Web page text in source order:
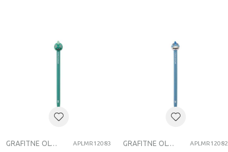
GRAFITNE OLOVKE APLMR12083 GRAFITNE OLOVKE APLMR12082